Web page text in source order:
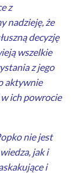
z
nadzieję, że
decyzję
wszelkie
z jego
aktywnie
ich powrocie
nie jest
jak i
i